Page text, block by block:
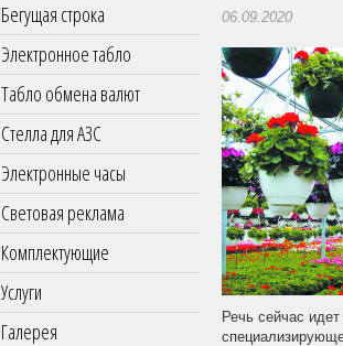
Бегущая строка
Электронное табло
Табло обмена валют
Стелла для АЗС
Электронные часы
Световая реклама
Комплектующие
Услуги
Галерея
06.09.2020
Речь сейчас